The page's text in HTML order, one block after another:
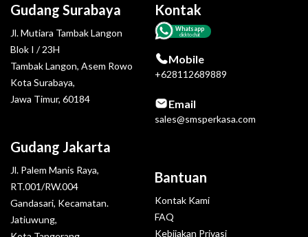
Gudang Surabaya
Jl. Mutiara Tambak Langon
Blok I / 23H
Tambak Langon, Asem Rowo
Kota Surabaya,
Jawa Timur, 60184
Gudang Jakarta
Jl. Palem Manis Raya,
RT.001/RW.004
Gandasari, Kecamatan.
Jatiuwung,
Kontak
Whatsapp
click to chat
Mobile
+628112689889
Email
sales@smsperkasa.com
Bantuan
Kontak Kami
FAQ
Kebijakan Privasi